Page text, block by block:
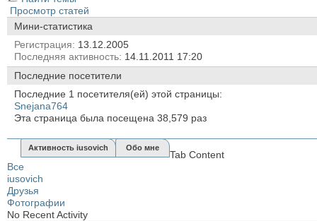
Просмотр статей
Мини-статистика
Регистрация
13.12.2005
Последняя активность 14.11.2011 17:20
Последние посетители
Последние 1 посетителя(ей) этой страницы:
Snejana764
Эта страница была посещена 38,579 раз
Активность iusovich Обо мне
Tab Content
Все
iusovich
Друзья
Фотографии
No Recent Activity